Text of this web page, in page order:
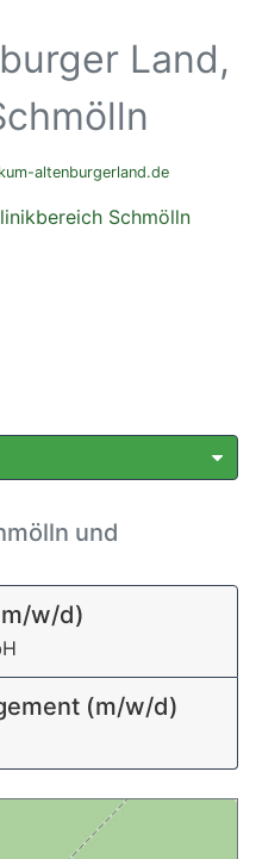
Land,
altenburgerland.de
Schmölln
und
w/d)
(m/w/d)